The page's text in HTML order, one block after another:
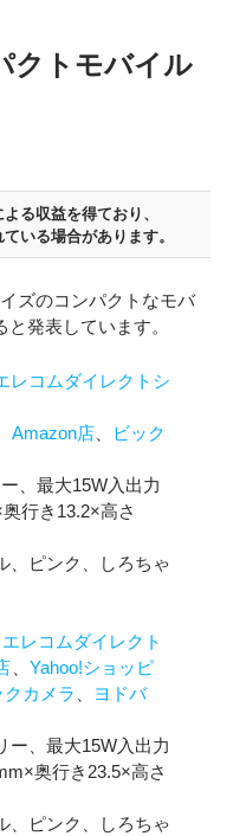
クトモバイル
る収益を得ており、
いる場合があります。
ズのコンパクトなモバ
発表しています。
レコムダイレクトシ
Amazon店
ビック
、最大15W入出力
行き13.2×高さ
、ピンク、しろちゃ
エレコムダイレクト
Yahoo!ショッピ
クカメラ
ヨドバ
ー、最大15W入出力
奥行き23.5×高さ
、ピンク、しろちゃ